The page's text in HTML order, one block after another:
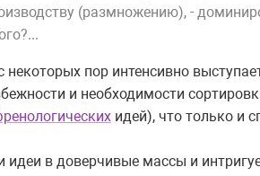
(размножению), -
пор интенсивно
и необходимости
идей), что только и
идеи в доверчивые массы и